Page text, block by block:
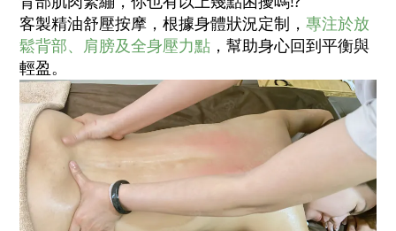
客製精油舒壓按摩，根據身體狀況定制， 專注於放
鬆背部、肩膀及全身壓力點 ，幫助身心回到平衡與
輕盈。